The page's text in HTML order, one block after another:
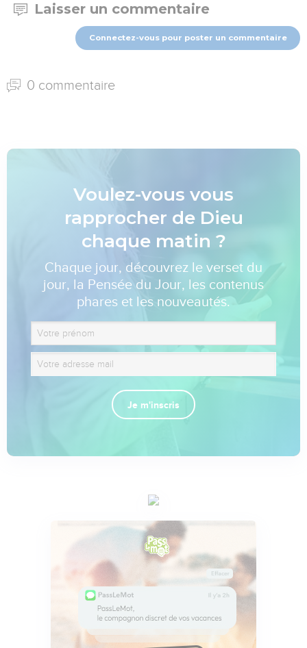
Laisser un commentaire
Connectez-vous pour poster un commentaire
0 commentaire
Voulez-vous vous
rapprocher de Dieu
chaque matin ?
Chaque jour, découvrez le verset du
jour, la Pensée du Jour, les contenus
phares et les nouveautés.
Je m'inscris